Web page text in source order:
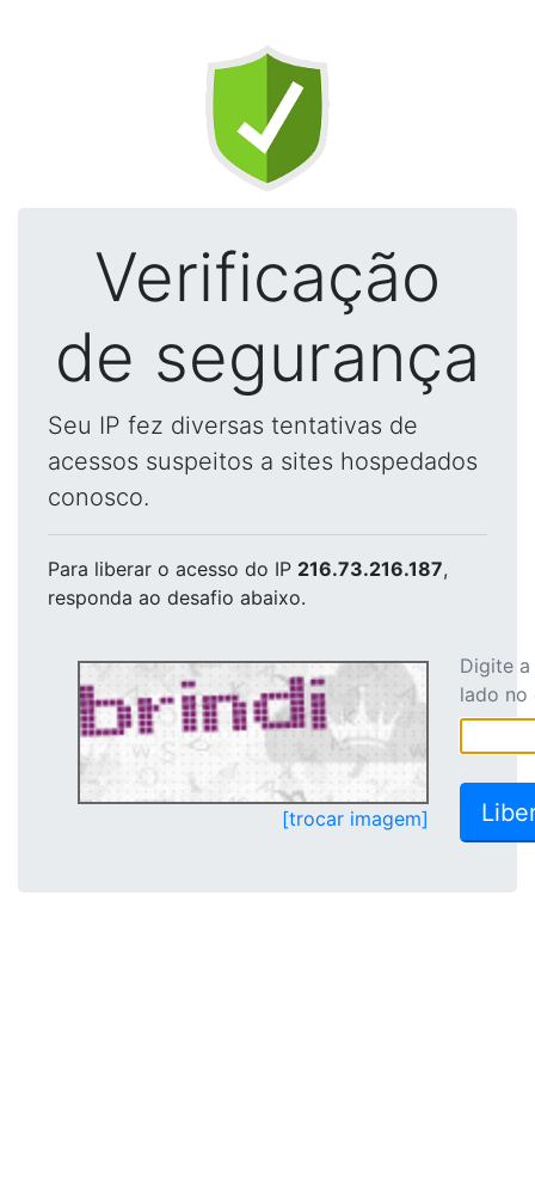
Verificação
de segurança
Seu IP fez diversas tentativas de
acessos suspeitos a sites hospedados
conosco.
Para liberar o acesso do IP 216.73.216.187,
responda ao desafio abaixo.
[trocar imagem]
Digite
lado no